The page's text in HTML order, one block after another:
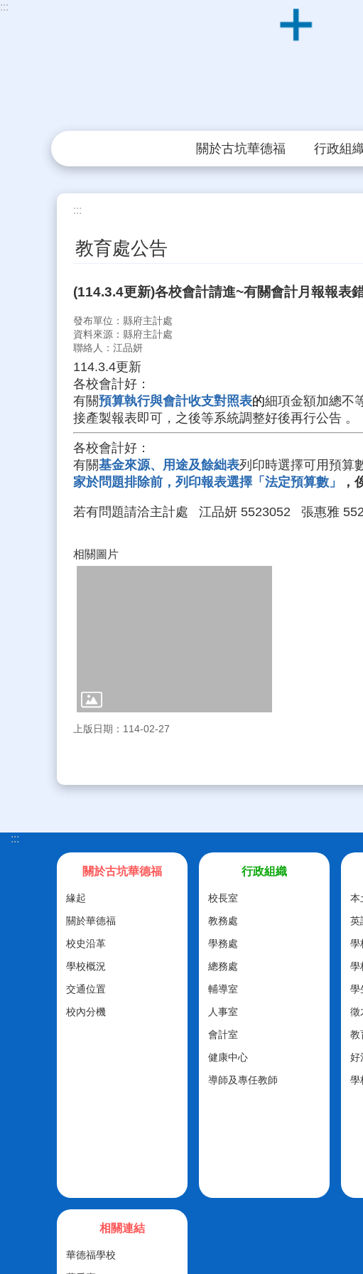
跳到主要內容區塊
:::
關於古坑華德福 行政組
:::
教育處公告
(114.3.4更新)各校會計請進~有關會計月報報表
發布單位：縣府主計處
資料來源：縣府主計處
聯絡人：江品妍
114.3.4更新
各校會計好：
有關預算執行與會計收支對照表的細項金額加總不
接產製報表即可，之後等系統調整好後再行公告 。
各校會計好：
有關基金來源、用途及餘絀表列印時選擇可用預算
家於問題排除前，列印報表選擇「法定預算數」
，
若有問題請洽主計處 江品妍 5523052 張惠雅
相關圖片
上版日期：114-02-27
:::
關於古坑華德福
緣起
關於華德福
校史沿革
學校概況
交通位置
校內分機
行政組織
校長室
教務處
學務處
總務處
輔導室
人事室
會計室
健康中心
導師及專任教師
本
英
學
學
學
徵
教
好
學
相關連結
華德福學校